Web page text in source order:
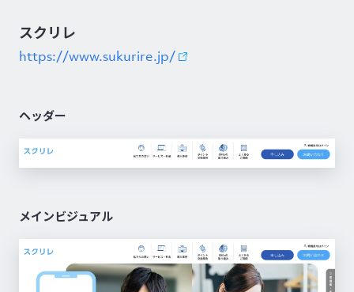
スクリレ
https://www.sukurire.jp/
ヘッダー
メインビジュアル